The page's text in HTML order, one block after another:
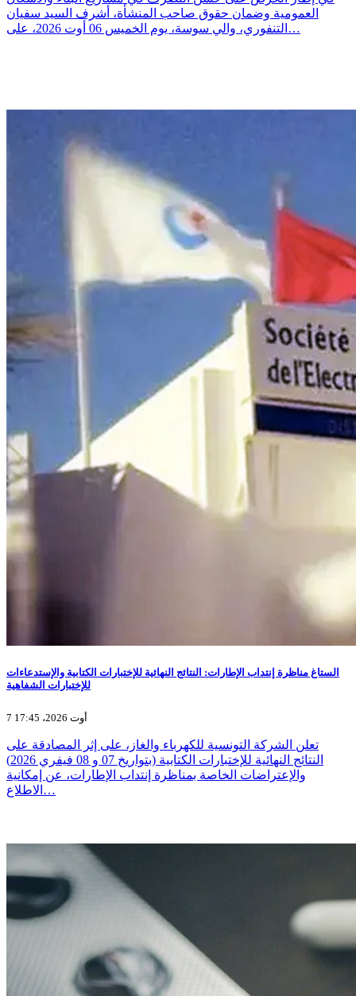
العمومية وضمان حقوق صاحب المنشأة، أشرف السيد سفيان
التنفوري، والي سوسة، يوم الخميس 06 أوت 2026، على…
الستاغ مناظرة إنتداب الإطارات: النتائج النهائية للإختبارات الكتابية والإستدعاءات
للإختبارات الشفاهية
7 أوت 2026، 17:45
تعلن الشركة التونسية للكهرباء والغاز، على إثر المصادقة على
النتائج النهائية للإختبارات الكتابية (بتواريخ 07 و 08 فيفري 2026)
والإعتراضات الخاصة بمناظرة إنتداب الإطارات، عن إمكانية
الاطلاع…